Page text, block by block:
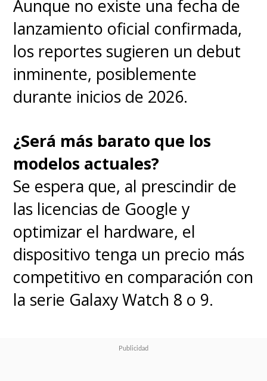
Aunque no existe una fecha de
lanzamiento oficial confirmada,
los reportes sugieren un debut
inminente, posiblemente
durante inicios de 2026.
¿Será más barato que los
modelos actuales?
Se espera que, al prescindir de
las licencias de Google y
optimizar el hardware, el
dispositivo tenga un precio más
competitivo en comparación con
la serie Galaxy Watch 8 o 9.